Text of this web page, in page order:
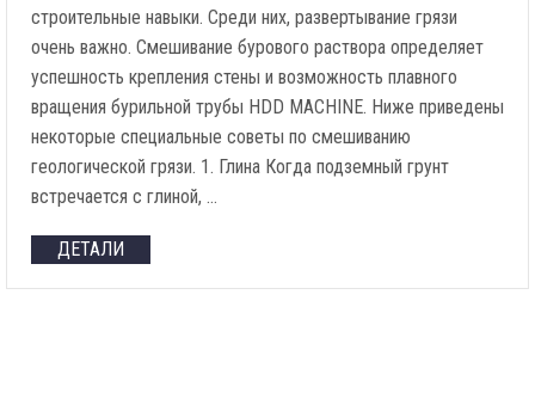
строительные навыки. Среди них, развертывание грязи
очень важно. Смешивание бурового раствора определяет
успешность крепления стены и возможность плавного
вращения бурильной трубы HDD MACHINE. Ниже приведены
некоторые специальные советы по смешиванию
геологической грязи. 1. Глина Когда подземный грунт
встречается с глиной, …
ДЕТАЛИ